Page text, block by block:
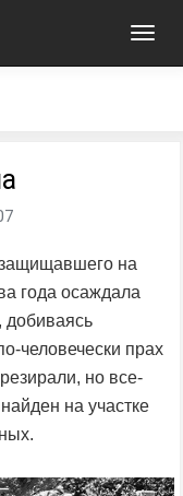
на
года осаждала
человечески прах
но все-
на участке